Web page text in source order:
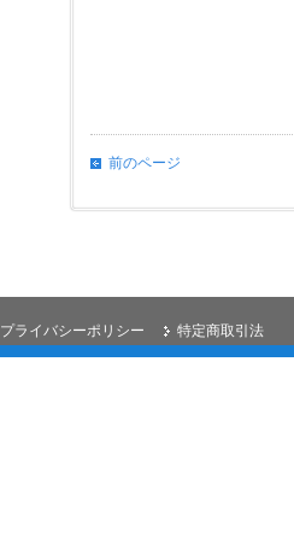
前のページ
特定商取引法
プライバシーポリシー